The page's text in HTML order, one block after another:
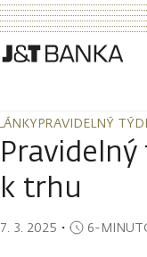
PRAVIDELNÝ
PRAVIDELNÝ
k trhu
7. 3. 2025 ・ 6-